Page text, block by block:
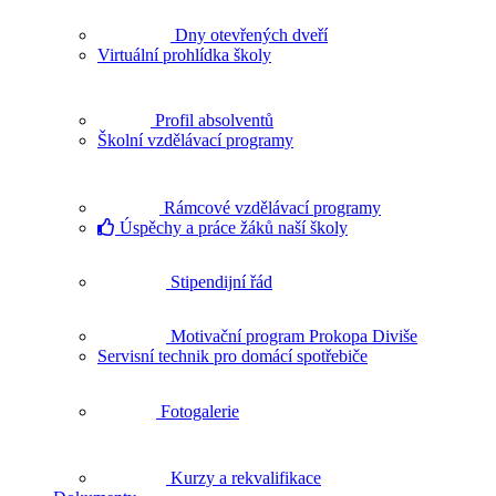
Dny otevřených dveří
Virtuální prohlídka školy
Profil absolventů
Školní vzdělávací programy
Rámcové vzdělávací programy
Úspěchy a práce žáků naší školy
Stipendijní řád
Motivační program Prokopa Diviše
Servisní technik pro domácí spotřebiče
Fotogalerie
Kurzy a rekvalifikace